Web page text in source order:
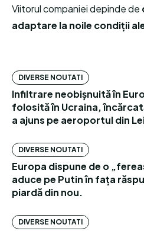
Viitorul companiei depinde de
adaptare la noile condiții
DIVERSE NOUTATI
Infiltrare neobișnuită în
folosită în Ucraina,
a ajuns pe aeroportul din
DIVERSE NOUTATI
Europa dispune de o
aduce pe Putin în fața
piardă din nou.
DIVERSE NOUTATI